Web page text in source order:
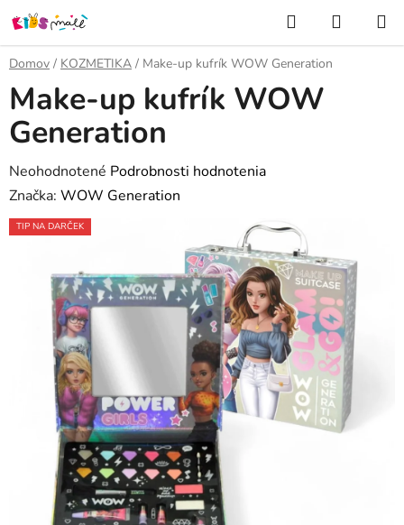
Prejsť
na
obsah
Hľadať
KOŠÍK
Domov / KOZMETIKA / Make-up kufrík WOW Generation
Make-up kufrík WOW
Generation
Priemerné
hodnotenie
produktu
hviezdičiek.
Neohodnotené Podrobnosti hodnotenia
Značka: WOW Generation
TIP NA DARČEK